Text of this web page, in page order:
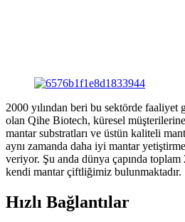
2000 yılından beri bu sektörde
olan Qihe Biotech, küresel
mantar substratları ve üstün kaliteli
aynı zamanda daha iyi mantar
veriyor. Şu anda dünya çapında toplam
kendi mantar çiftliğimiz bulunmaktadır.
Hızlı Bağlantılar